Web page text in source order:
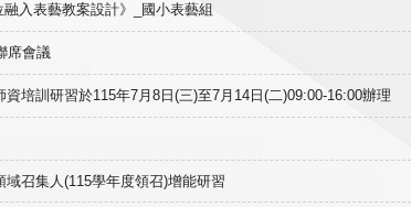
入表藝教案設計》_國小表藝組
席會議
培訓研習於115年7月8日(三)至7月14日(二)09:00-16:00辦理
域召集人(115學年度領召)增能研習